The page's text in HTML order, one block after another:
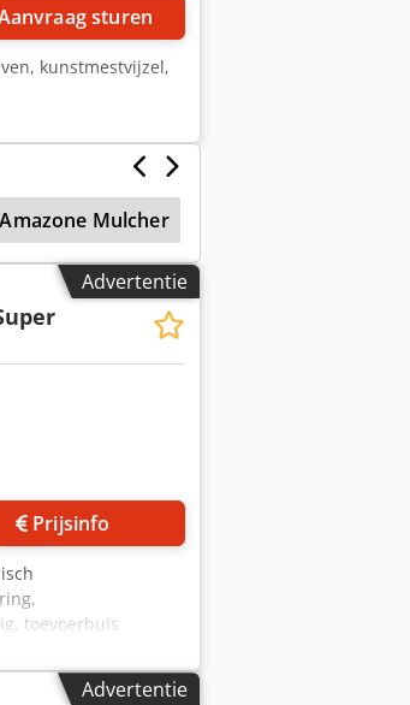
sturen
kunstmestvijzel,
Amazone Mulcher
Advertentie
Prijsinfo
toevoerbuis
Advertentie